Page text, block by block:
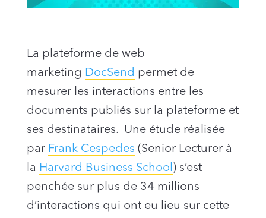
La plateforme de web
marketing DocSend permet de
mesurer les interactions entre les
documents publiés sur la plateforme et
ses destinataires. Une étude réalisée
par Frank Cespedes (Senior Lecturer à
la Harvard Business School ) s’est
penchée sur plus de 34 millions
d’interactions qui ont eu lieu sur cette